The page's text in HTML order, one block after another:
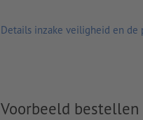
Details inzake veiligheid en de
Voorbeeld bestellen